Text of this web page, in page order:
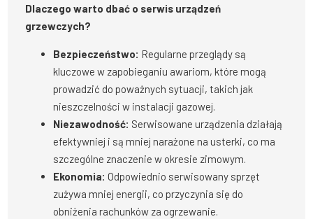
Dlaczego warto dbać o serwis urządzeń
grzewczych?
Bezpieczeństwo: Regularne przeglądy są
kluczowe w zapobieganiu awariom, które mogą
prowadzić do poważnych sytuacji, takich jak
nieszczelności w instalacji gazowej.
Niezawodność: Serwisowane urządzenia działają
efektywniej i są mniej narażone na usterki, co ma
szczególne znaczenie w okresie zimowym.
Ekonomia: Odpowiednio serwisowany sprzęt
zużywa mniej energii, co przyczynia się do
obniżenia rachunków za ogrzewanie.